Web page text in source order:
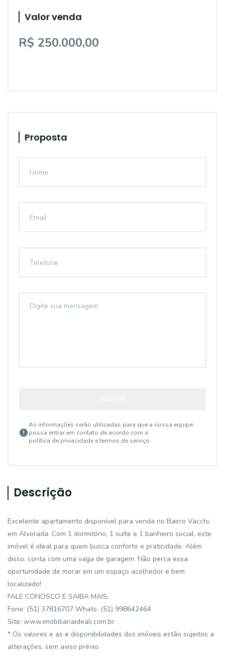
Valor venda
R$ 250.000,00
Proposta
As informações serão utilizadas para que a nossa equipe
possa entrar em contato de acordo com a
política de privacidade e termos de serviço
Descrição
Excelente apartamento disponível para venda no Bairro Vacchi,
em Alvorada. Com 1 dormitório, 1 suíte e 1 banheiro social, este
imóvel é ideal para quem busca conforto e praticidade. Além
disso, conta com uma vaga de garagem. Não perca essa
oportunidade de morar em um espaço acolhedor e bem
localizado!
FALE CONOSCO E SAIBA MAIS:
Fone: (51) 37816707 Whats: (51) 998642464
Site: www.imobiliariaideali.com.br
* Os valores e as e disponibilidades dos imóveis estão sujeitos a
alterações, sem aviso prévio.